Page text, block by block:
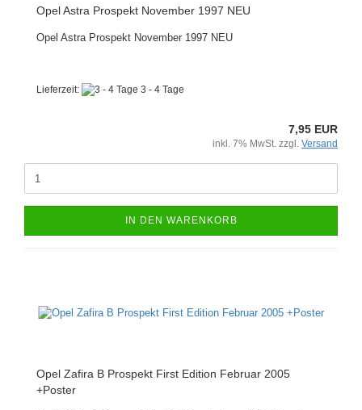
Opel Astra Prospekt November 1997 NEU
Opel Astra Prospekt November 1997 NEU
Lieferzeit: 3 - 4 Tage
7,95 EUR
inkl. 7% MwSt. zzgl. Versand
IN DEN WARENKORB
Opel Zafira B Prospekt First Edition Februar 2005
+Poster